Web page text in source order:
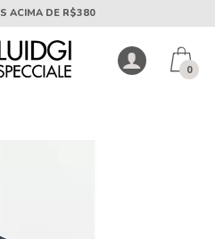
MÍNIMA DE R$50
0